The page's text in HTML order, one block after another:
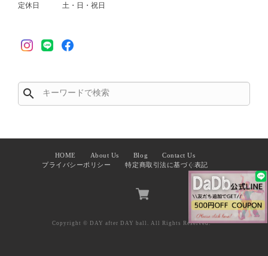
定休日
土・日・祝日
search
HOME About Us Blog
Contact Us
プライバシーポリシー
特定商取引法に基づく表記
Copyright © DAY after DAY ball. All Rights Reserved.
✕